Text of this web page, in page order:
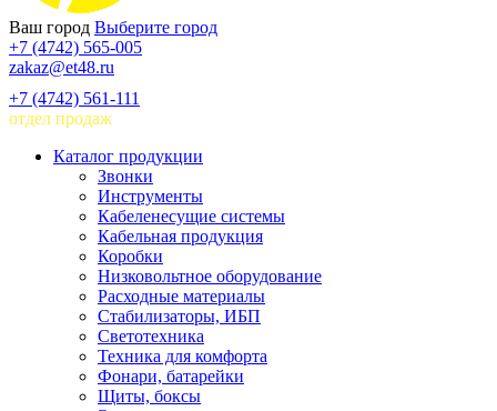
Ваш город Выберите город
+7 (4742) 565-005
zakaz@et48.ru
+7 (4742) 561-111
отдел продаж
Каталог продукции
Звонки
Инструменты
Кабеленесущие системы
Кабельная продукция
Коробки
Низковольтное оборудование
Расходные материалы
Стабилизаторы, ИБП
Светотехника
Техника для комфорта
Фонари, батарейки
Щиты, боксы